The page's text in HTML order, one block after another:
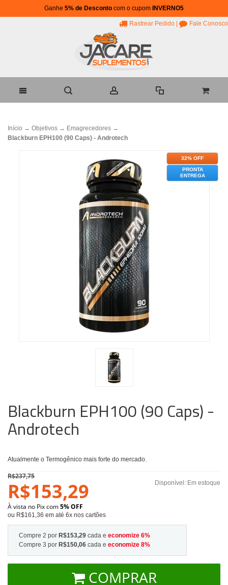
Ganhe 5% de Desconto com o cupom INVERNO5
Rastrear Pedido Fale Conosco
Início → Objetivos → Emagrecedores →
Blackburn EPH100 (90 Caps) - Androtech
32% OFF
PRONTA
ENTREGA
Blackburn EPH100 (90 Caps) -
Androtech
Atualmente o Termogênico mais forte do mercado.
Disponível: Em estoque
R$237,75
R$153,29
À vista no Pix com5% OFF
ou R$161,36 em até 6x nos cartões
Compre 2 por R$153,29 cada e economize 6%
Compre 3 por R$150,06 cada e economize 8%
COMPRAR